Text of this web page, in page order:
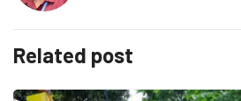
Related post